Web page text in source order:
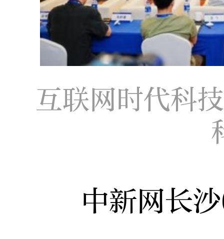
互联网时代科
中新网长沙